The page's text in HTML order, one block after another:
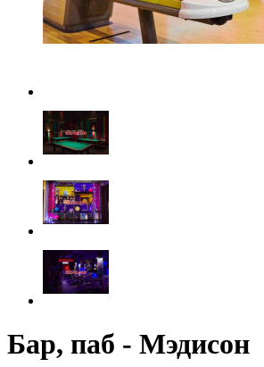
Бар, паб - Мэдисон